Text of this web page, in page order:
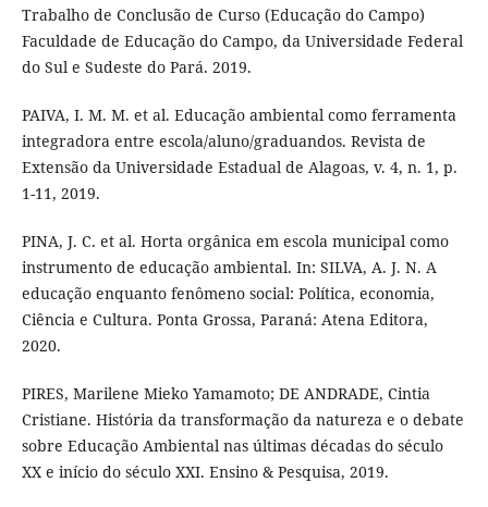
Trabalho de Conclusão de Curso (Educação do Campo)
Faculdade de Educação do Campo, da Universidade Federal
do Sul e Sudeste do Pará. 2019.
PAIVA, I. M. M. et al. Educação ambiental como ferramenta
integradora entre escola/aluno/graduandos. Revista de
Extensão da Universidade Estadual de Alagoas, v. 4, n. 1, p.
1-11, 2019.
PINA, J. C. et al. Horta orgânica em escola municipal como
instrumento de educação ambiental. In: SILVA, A. J. N. A
educação enquanto fenômeno social: Política, economia,
Ciência e Cultura. Ponta Grossa, Paraná: Atena Editora,
2020.
PIRES, Marilene Mieko Yamamoto; DE ANDRADE, Cintia
Cristiane. História da transformação da natureza e o debate
sobre Educação Ambiental nas últimas décadas do século
XX e início do século XXI. Ensino & Pesquisa, 2019.